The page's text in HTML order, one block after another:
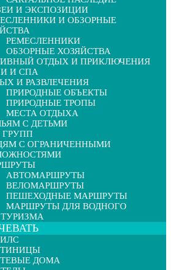
И ЭКСПОЗИЦИИ
И ОБЗОРНЫЕ
РЕМЕСЛЕННИКИ
ОБЗОРНЫЕ ХОЗЯЙСТВА
ОТДЫХ И ПРИКЛЮЧЕНИЯ
И СПА
И РАЗВЛЕЧЕНИЯ
ПРИРОДНЫЕ ОБЪЕКТЫ
ПРИРОДНЫЕ ТРОПЫ
МЕСТА ОТДЫХА
С ДЕТЬМИ
ГРУПП
С ОГРАНИЧЕННЫМИ
АВТОМАРШРУТЫ
ВЕЛОМАРШРУТЫ
ПЕШЕХОДНЫЕ МАРШРУТЫ
МАРШРУТЫ ДЛЯ ВОДНОГО
ТУРИЗМА
ДОМА